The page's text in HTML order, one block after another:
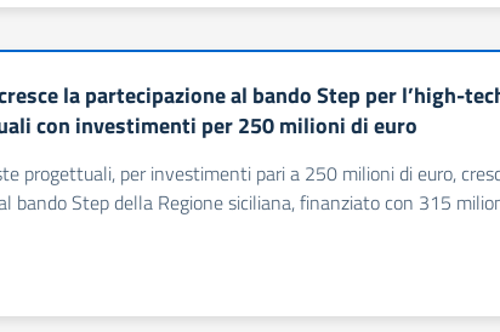
la partecipazione al bando Step per l’high-
con investimenti per 250 milioni di euro
progettuali, per investimenti pari a 250 milioni di euro,
bando Step della Regione siciliana, finanziato con 315